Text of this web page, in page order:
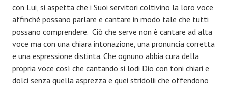
con Lui, si aspetta che i Suoi servitori coltivino la loro voce
affinché possano parlare e cantare in modo tale che tutti
possano comprendere. Ciò che serve non è cantare ad alta
voce ma con una chiara intonazione, una pronuncia corretta
e una espressione distinta. Che ognuno abbia cura della
propria voce così che cantando si lodi Dio con toni chiari e
dolci senza quella asprezza e quei stridolii che offendono